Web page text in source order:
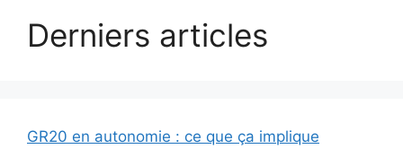
Derniers articles
GR20 en autonomie : ce que ça implique